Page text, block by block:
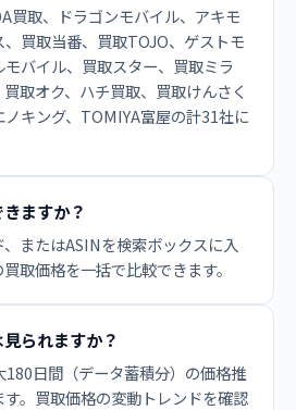
買取、ドラゴンモバイル、アキモ
買取当番、買取TOJO、ゲストモ
バイル、買取スター、買取ミラ
取オク、ハチ買取、買取けんさく
キング、TOMIYA富屋の計31社に
ますか？
またはASINを検索ボックスに入
取価格を一括で比較できます。
られますか？
180日間（データ蓄積分）の価格推
。買取価格の変動トレンドを確認